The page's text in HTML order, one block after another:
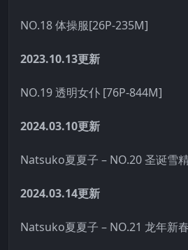
NO.18 体操服[26P-235M]
2023.10.13更新
NO.19 透明女仆 [76P-844M]
2024.03.10更新
Natsuko夏夏子 – NO.20 圣诞雪
2024.03.14更新
Natsuko夏夏子 – NO.21 龙年新